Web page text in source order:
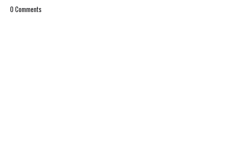
0 Comments